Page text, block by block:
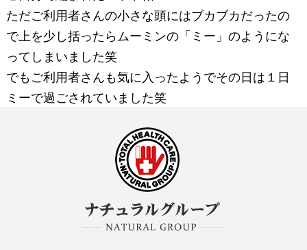
ただご利用者さんの小さな頭にはブカブカだったの
で上を少し括ったらムーミンの「ミー」のようにな
ってしまいました笑
でもご利用者さんも気に入ったようでその日は１日
ミーで過ごされていました笑